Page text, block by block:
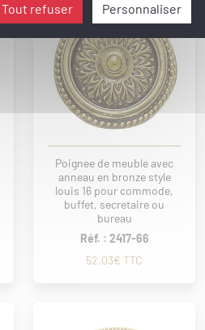
Poignee de meuble avec
anneau en bronze style
louis 16 pour commode,
buffet, secretaire ou
bureau
Réf. : 2417-66
52.03€ TTC
Tout refuser Personnaliser